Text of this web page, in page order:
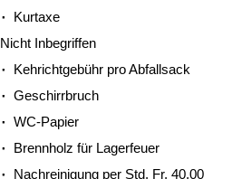
Kurtaxe
Nicht Inbegriffen
Kehrichtgebühr pro Abfallsack
Geschirrbruch
WC-Papier
Brennholz für Lagerfeuer
Nachreinigung per Std. Fr. 40.00